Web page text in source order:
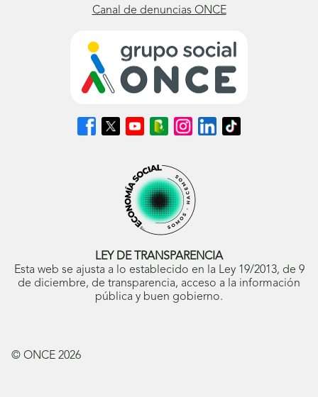
Canal de denuncias ONCE
Síguenos
en
Síguenos
en
ventana
nueva)
Síguenos
en
abrirá
en
ventana
nueva)
Síguenos
en
Blog
ONCE
(se
abrirá
en
ventana
Síguenos
en
abrirá
en
ventana
nueva)
Síguenos
en
Síguenos
en
LEY DE TRANSPARENCIA
Esta web se ajusta a lo establecido en la Ley 19/2013, de 9
de diciembre, de transparencia, acceso a la información
pública y buen gobierno.
© ONCE 2026